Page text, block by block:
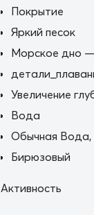
Покрытие
Яркий песок
Морское дно
Увеличение
Вода
Обычная Вода,
Бирюзовый
Активность